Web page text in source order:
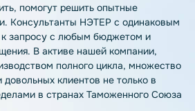
, помогут решить опытные
Консультанты НЭТЕР с одинаковым
к запросу с любым бюджетом и
В активе нашей компании,
полного цикла, множество
клиентов не только в
в странах Таможенного Союза